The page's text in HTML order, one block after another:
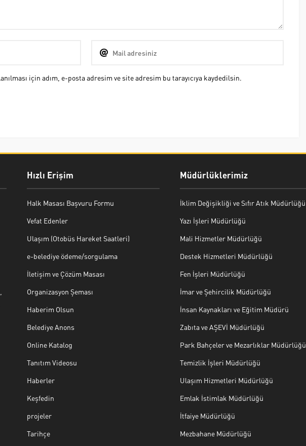
için adım, e-posta adresim ve site adresim bu tarayıcıya kaydedilsin.
Hızlı Erişim
Halk Masası Başvuru Formu
Vefat Edenler
Ulaşım (Otobüs Hareket Saatleri)
e-belediye ödeme/sorgulama
İletişim ve Çözüm Masası
Organizasyon Şeması
Haberim Olsun
Belediye Anons
Online Katalog
Tanıtım Videosu
Haberler
Keşfedin
projeler
Tarihçe
Müdürlüklerimiz
İklim Değişikliği ve Sıfır Atık Müdürlüğü
Yazı İşleri Müdürlüğü
Mali Hizmetler Müdürlüğü
Destek Hizmetleri Müdürlüğü
Fen İşleri Müdürlüğü
İmar ve Şehircilik Müdürlüğü
İnsan Kaynakları ve Eğitim Müdürü
Zabıta ve AŞEVİ Müdürlüğü
Park Bahçeler ve Mezarlıklar Müdürlüğü
Temizlik İşleri Müdürlüğü
Ulaşım Hizmetleri Müdürlüğü
Emlak İstimlak Müdürlüğü
İtfaiye Müdürlüğü
Mezbahane Müdürlüğü